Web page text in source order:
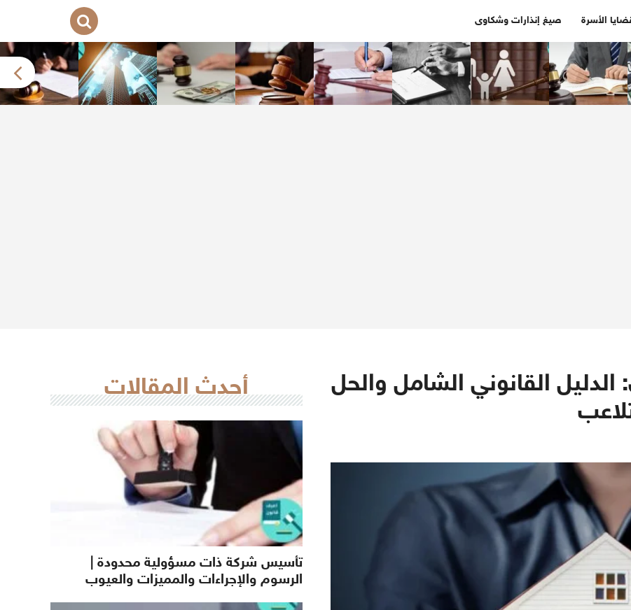
الأسرة صيغ إنذارات وشكاوى
القانوني الشامل والحل
أحدث المقالات
تأسيس شركة ذات مسؤولية محدودة |
الرسوم والإجراءات والمميزات والعيوب